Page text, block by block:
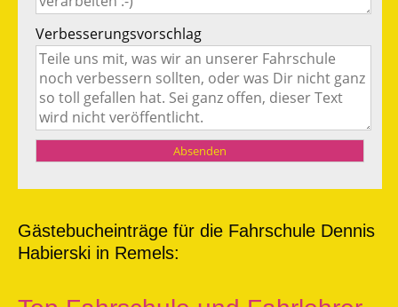
Verbesserungsvorschlag
Gästebucheinträge für die Fahrschule Dennis
Habierski in Remels: